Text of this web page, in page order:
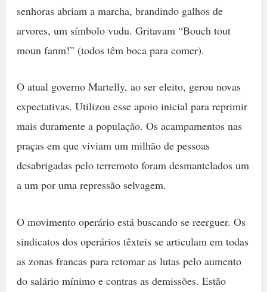
senhoras abriam a marcha, brandindo galhos de
arvores, um símbolo vudu. Gritavam “Bouch tout
moun fanm!” (todos têm boca para comer).
O atual governo Martelly, ao ser eleito, gerou novas
expectativas. Utilizou esse apoio inicial para reprimir
mais duramente a população. Os acampamentos nas
praças em que viviam um milhão de pessoas
desabrigadas pelo terremoto foram desmantelados um
a um por uma repressão selvagem.
O movimento operário está buscando se reerguer. Os
sindicatos dos operários têxteis se articulam em todas
as zonas francas para retomar as lutas pelo aumento
do salário mínimo e contras as demissões. Estão